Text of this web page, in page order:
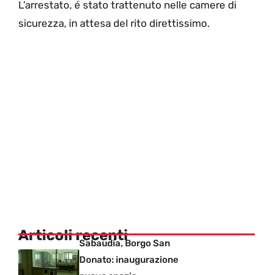
L’arrestato, é stato trattenuto nelle camere di
sicurezza, in attesa del rito direttissimo.
Articoli recenti
Sabaudia, Borgo San
Donato: inaugurazione